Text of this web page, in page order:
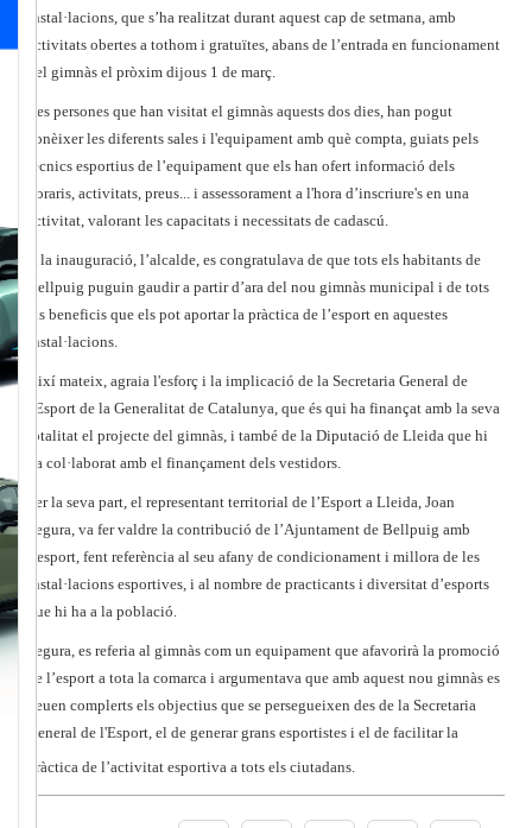
instal·lacions, que s’ha realitzat durant aquest cap de setmana, amb
activitats obertes a tothom i gratuïtes, abans de l’entrada en funcionament
del gimnàs el pròxim dijous 1 de març.
Les persones que han visitat el gimnàs aquests dos dies, han pogut
conèixer les diferents sales i l'equipament amb què compta, guiats pels
tècnics esportius de l’equipament que els han ofert informació dels
horaris, activitats, preus... i assessorament a l'hora d’inscriure's en una
activitat, valorant les capacitats i necessitats de cadascú.
A la inauguració, l’alcalde, es congratulava de que tots els habitants de
Bellpuig puguin gaudir a partir d’ara del nou gimnàs municipal i de tots
els beneficis que els pot aportar la pràctica de l’esport en aquestes
instal·lacions.
Així mateix, agraia l'esforç i la implicació de la Secretaria General de
l'Esport de la Generalitat de Catalunya, que és qui ha finançat amb la seva
totalitat el projecte del gimnàs, i també de la Diputació de Lleida que hi
ha col·laborat amb el finançament dels vestidors.
Per la seva part, el representant territorial de l’Esport a Lleida, Joan
Segura, va fer valdre la contribució de l’Ajuntament de Bellpuig amb
l’esport, fent referència al seu afany de condicionament i millora de les
instal·lacions esportives, i al nombre de practicants i diversitat d’esports
que hi ha a la població.
Segura, es referia al gimnàs com un equipament que afavorirà la promoció
de l’esport a tota la comarca i argumentava que amb aquest nou gimnàs es
veuen complerts els objectius que se persegueixen des de la Secretaria
General de l'Esport, el de generar grans esportistes i el de facilitar la
pràctica de l’activitat esportiva a tots els ciutadans.